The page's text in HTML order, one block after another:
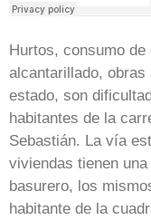
Hurtos, consumo
alcantarillado, obras
estado, son
habitantes de la
Sebastián. La vía
viviendas tienen
basurero, los
habitante de la